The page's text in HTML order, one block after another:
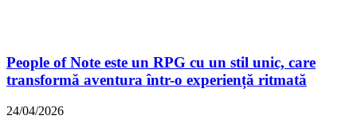
People of Note este un RPG cu un stil unic, care
transformă aventura într-o experiență ritmată
24/04/2026